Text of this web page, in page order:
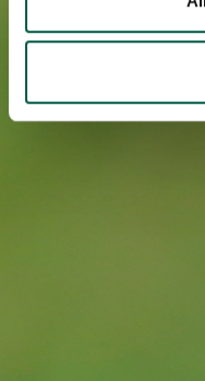
provided to them or